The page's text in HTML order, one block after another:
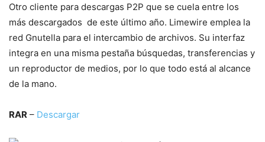
Otro cliente para descargas P2P que se cuela entre los
más descargados de este último año. Limewire emplea la
red Gnutella para el intercambio de archivos. Su interfaz
integra en una misma pestaña búsquedas, transferencias y
un reproductor de medios, por lo que todo está al alcance
de la mano.
RAR – Descargar